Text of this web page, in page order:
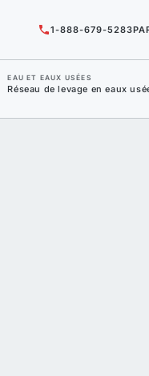
1-888-679-5283
EAU ET EAUX USÉES
Réseau de levage en eaux